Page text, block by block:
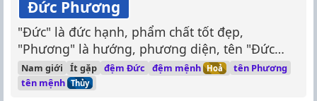
Đức Phương
"Đức" là đức hạnh, phẩm chất tốt đẹp,
"Phương" là hướng, phương diện, tên "Đức
Phương" mang ý nghĩa người có đức hạnh,
hướng thiện, nhân ái.
Nam giới Ít gặp đệm Đức đệm mệnh Hoả
tên Phương
tên mệnh Thủy